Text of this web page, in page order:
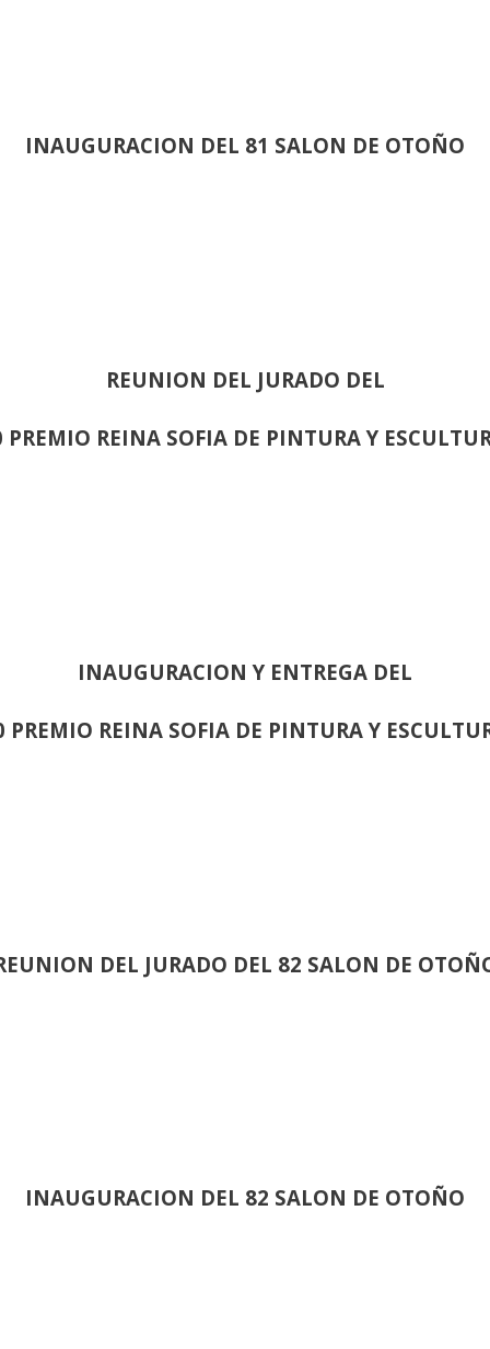
INAUGURACION DEL 81 SALON DE OTOÑO
REUNION DEL JURADO DEL
PREMIO REINA SOFIA DE PINTURA Y
INAUGURACION Y ENTREGA DEL
PREMIO REINA SOFIA DE PINTURA Y
DEL JURADO DEL 82 SALON DE
INAUGURACION DEL 82 SALON DE OTOÑO